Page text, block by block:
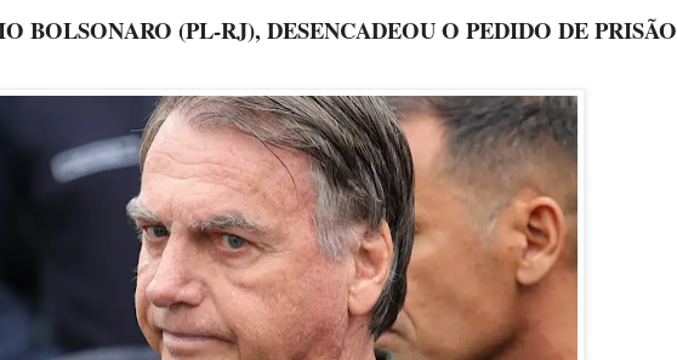
BOLSONARO (PL-RJ), DESENCADEOU O PEDIDO DE PRISÃO